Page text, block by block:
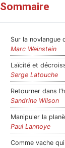
Sommaire
Sur la novlangue
Marc Weinstein
Laïcité et
Serge Latouche
Retourner dans
Sandrine Wilson
Manipuler la
Paul Lannoye
Comme vache